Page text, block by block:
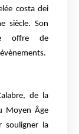
costa dei
siècle. Son
offre de
de la
Moyen Âge
souligner la